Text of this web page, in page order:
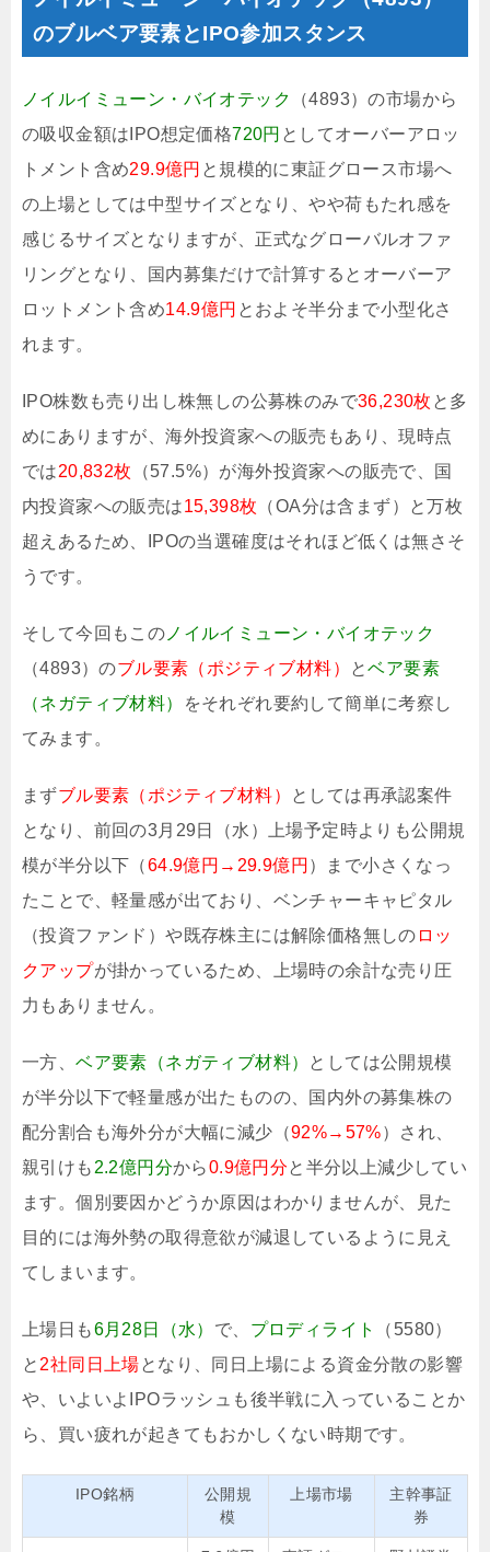
のブルベア要素とIPO参加スタンス
ノイルイミューン・バイオテック
（4893）の市場から
の吸収金額はIPO想定価格720円 としてオーバーアロッ
トメント含め29.9億円 と規模的に東証グロース市場へ
の上場としては中型サイズとなり、やや荷もたれ感を
感じるサイズとなりますが、正式なグローバルオファ
リングとなり、国内募集だけで計算するとオーバーア
ロットメント含め14.9億円 とおよそ半分まで小型化さ
れます。
IPO株数も売り出し株無しの公募株のみで36,230枚 と多
めにありますが、海外投資家への販売もあり、現時点
では20,832枚 （57.5%）が海外投資家への販売で、国
内投資家への販売は15,398枚 （OA分は含まず）と万枚
超えあるため、IPOの当選確度はそれほど低くは無さそ
うです。
そして今回もこの ノイルイミューン・バイオテック
（4893）のブル要素（ポジティブ材料） とベア要素
（ネガティブ材料）
をそれぞれ要約して簡単に考察し
てみます。
まずブル要素（ポジティブ材料）
としては再承認案件
となり、前回の3月29日（水）上場予定時よりも公開規
模が半分以下（64.9億円→29.9億円 ）まで小さくなっ
たことで、軽量感が出ており、ベンチャーキャピタル
（投資ファンド）や既存株主には解除価格無しの ロッ
クアップが掛かっているため、上場時の余計な売り圧
力もありません。
一方、ベア要素（ネガティブ材料） としては公開規模
が半分以下で軽量感が出たものの、国内外の募集株の
配分割合も海外分が大幅に減少（92%→57%）され、
親引けも 2.2億円分から0.9億円分と半分以上減少してい
ます。個別要因かどうか原因はわかりませんが、見た
目的には海外勢の取得意欲が減退しているように見え
てしまいます。
上場日も6月28日（水） で、 プロディライト
（5580）
と 2社同日上場となり、同日上場による資金分散の影響
や、いよいよIPOラッシュも後半戦に入っていることか
ら、買い疲れが起きてもおかしくない時期です。
IPO銘柄
公開規
模
上場市場
主幹事証
券